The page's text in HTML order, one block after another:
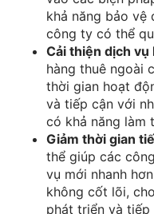
khả năng bảo
công ty có thể
Cải thiện dịch vụ
hàng thuê ngoài
thời gian hoạt
và tiếp cận với
có khả năng làm
Giảm thời gian
thể giúp các
vụ mới nhanh
không cốt lõi,
phát triển và tiếp